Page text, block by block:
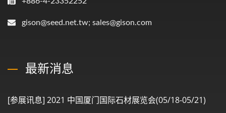
gison@seed.net.tw; sales@gison.com
最新消息
[参展讯息] 2021 中国厦门国际石材展览会(05/18-05/21)